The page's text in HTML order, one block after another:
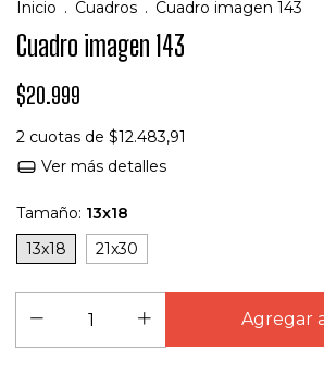
Inicio . Cuadros . Cuadro imagen 143
Cuadro imagen 143
$20.999
2 cuotas de $12.483,91
Ver más detalles
Tamaño: 13x18
13x18
21x30